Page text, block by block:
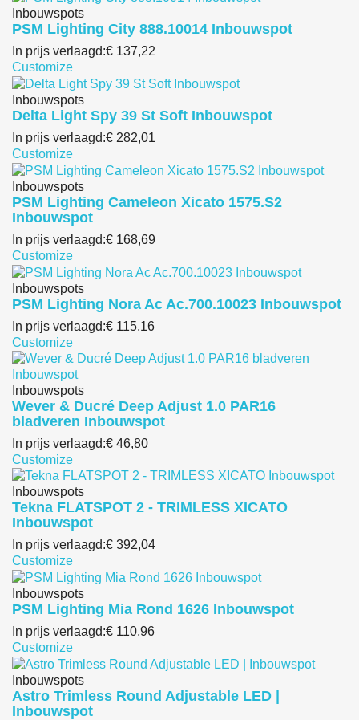
Inbouwspots
PSM Lighting City 888.10014 Inbouwspot
In prijs verlaagd:€ 137,22
Customize
Inbouwspots
Delta Light Spy 39 St Soft Inbouwspot
In prijs verlaagd:€ 282,01
Customize
Inbouwspots
PSM Lighting Cameleon Xicato 1575.S2
Inbouwspot
In prijs verlaagd:€ 168,69
Customize
Inbouwspots
PSM Lighting Nora Ac Ac.700.10023 Inbouwspot
In prijs verlaagd:€ 115,16
Customize
Inbouwspots
Wever & Ducré Deep Adjust 1.0 PAR16
bladveren Inbouwspot
In prijs verlaagd:€ 46,80
Customize
Inbouwspots
Tekna FLATSPOT 2 - TRIMLESS XICATO
Inbouwspot
In prijs verlaagd:€ 392,04
Customize
Inbouwspots
PSM Lighting Mia Rond 1626 Inbouwspot
In prijs verlaagd:€ 110,96
Customize
Inbouwspots
Astro Trimless Round Adjustable LED |
Inbouwspot